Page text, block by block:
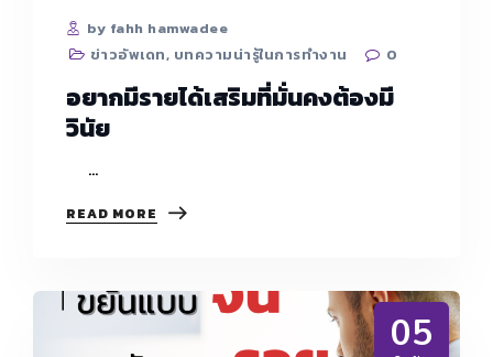
by fahh hamwadee
ข่าวอัพเดท, บทความน่ารู้ในการทำงาน 0
อยากมีรายได้เสริมที่มั่นคงต้องมี
วินัย
…
READ MORE อยาก
เสริม
ที่
มั่นคง
05